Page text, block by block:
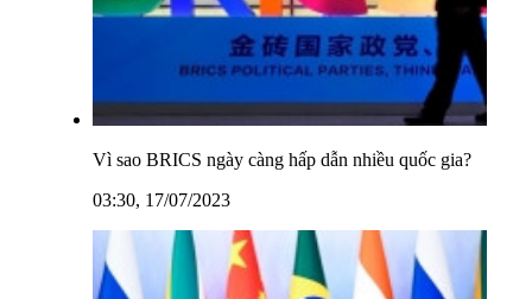
Vì sao BRICS ngày càng hấp dẫn nhiều quốc gia?
03:30, 17/07/2023